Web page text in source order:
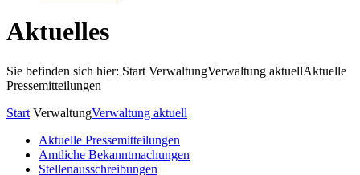
Aktuelles
Sie befinden sich hier: Start VerwaltungVerwaltung aktuellAktuelle
Pressemitteilungen
Start VerwaltungVerwaltung aktuell
Aktuelle Pressemitteilungen
Amtliche Bekanntmachungen
Stellenausschreibungen